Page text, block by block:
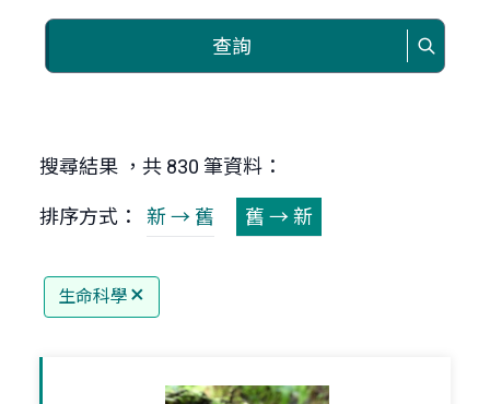
查詢
搜尋結果 ，共 830 筆資料：
排序方式： 新 → 舊 舊 → 新
生命科學